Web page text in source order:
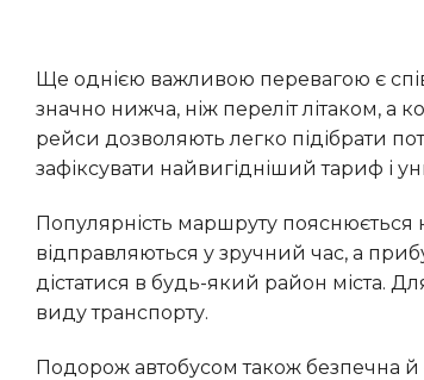
Ще однією важливою перевагою є співвідношення ціни та якості. Вартість квитка на автобус Краків – Дніпро
значно нижча, ніж переліт літаком, а
рейси дозволяють легко підібрати
зафіксувати найвигідніший тариф і
Популярність маршруту пояснюється не лише доступною ціною, а й зручністю логістики. Автобуси
відправляються у зручний час, а
дістатися в будь-який район міста.
виду транспорту.
Подорож автобусом також безпечна й екологічна. Водії мають досвід міжнародних перевезень, дотримуються